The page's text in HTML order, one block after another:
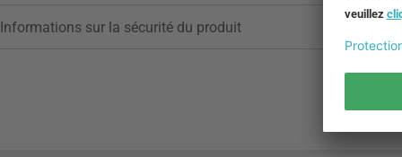
Informations sur la sécurité du produit